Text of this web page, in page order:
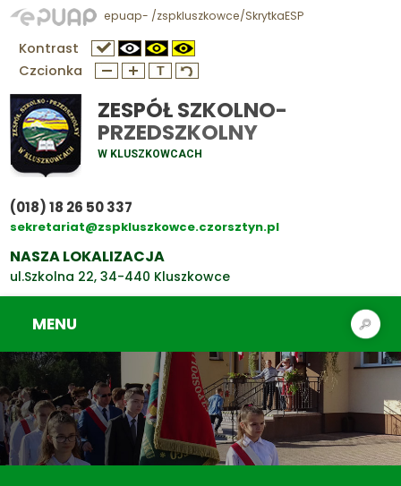
epuap- /zspkluszkowce/SkrytkaESP
Kontrast
Czcionka
ZESPÓŁ SZKOLNO-
PRZEDSZKOLNY
W KLUSZKOWCACH
(018) 18 26 50 337
sekretariat@zspkluszkowce.czorsztyn.pl
NASZA LOKALIZACJA
ul.Szkolna 22, 34-440 Kluszkowce
MENU